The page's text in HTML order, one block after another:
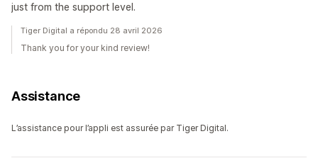
just from the support level.
Tiger Digital a répondu 28 avril 2026
Thank you for your kind review!
Assistance
L’assistance pour l’appli est assurée par Tiger Digital.